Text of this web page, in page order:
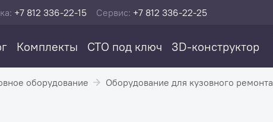
+7 812 336-22-15 Сервис: +7 812 336-22-25
Комплекты СТО под ключ 3D-конструктор
оборудование Оборудование для кузовного ремонта